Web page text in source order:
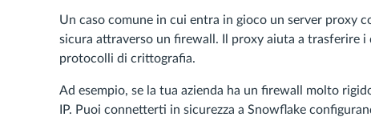
Un caso comune in cui entra in gioco un server proxy
sicura attraverso un firewall. Il proxy aiuta a trasferire
protocolli di crittografia.
Ad esempio, se la tua azienda ha un firewall molto
IP. Puoi connetterti in sicurezza a Snowflake